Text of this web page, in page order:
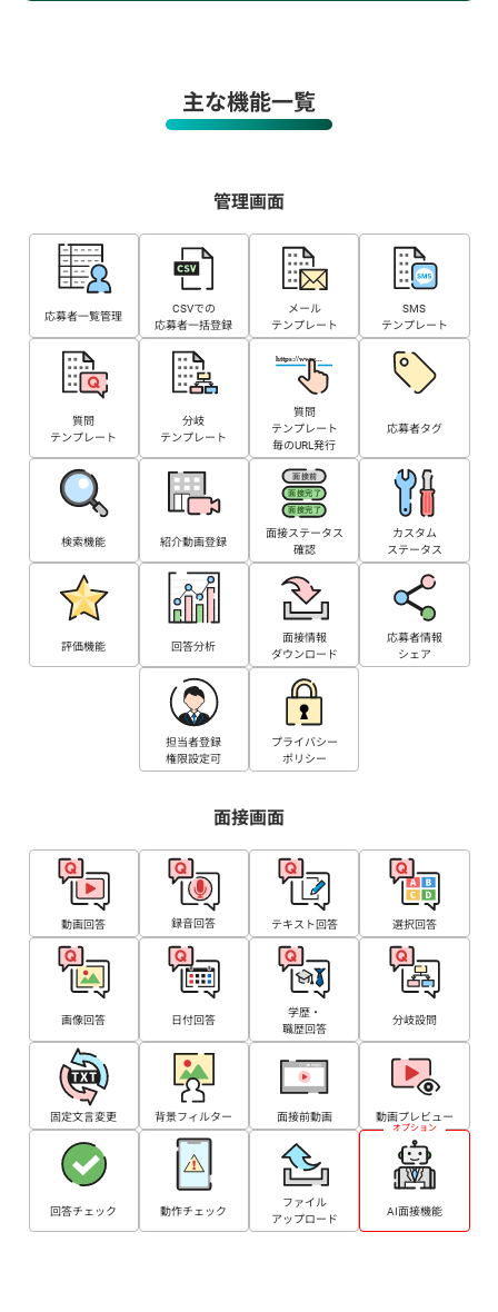
主な機能一覧
管理画面
応募者一覧管理
CSVでの
応募者一括登録
メール
テンプレート
SMS
テンプレート
質問
テンプレート
分岐
テンプレート
質問
テンプレート
毎のURL発行
応募者タグ
検索機能 紹介動画登録
面接ステータス
確認
カスタム
ステータス
評価機能 回答分析
面接情報
ダウンロード
応募者情報
シェア
担当者登録
権限設定可
プライバシー
ポリシー
面接画面
動画回答 録音回答 テキスト回答 選択回答
画像回答 日付回答
学歴・
職歴回答
分岐設問
固定文言変更 背景フィルター 面接前動画 動画プレビュー
回答チェック 動作チェック
ファイル
アップロード
オプション
AI面接機能